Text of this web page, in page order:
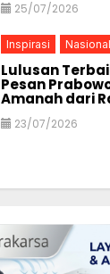
25/07/2026
Inspirasi Nasional
Lulusan
Pesan
Amanah dari
23/07/2026